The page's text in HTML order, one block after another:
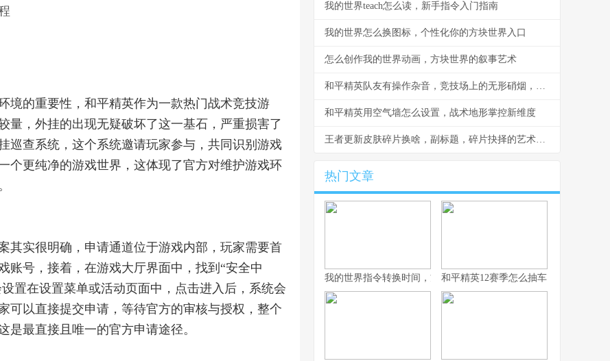
境的重要性，和平精英作为一款热门战术竞技游
量，外挂的出现无疑破坏了这一基石，严重损害了
巡查系统，这个系统邀请玩家参与，共同识别游戏
个更纯净的游戏世界，这体现了官方对维护游戏环
其实很明确，申请通道位于游戏内部，玩家需要首
账号，接着，在游戏大厅界面中，找到“安全中
置在设置菜单或活动页面中，点击进入后，系统会
可以直接提交申请，等待官方的审核与授权，整个
最直接且唯一的官方申请途径。
我的世界teach怎么读，新手指令入门指南
我的世界怎么换图标，个性化你的方块世界入口
怎么创作我的世界动画，方块世界的叙事艺术
和平精英队友有操作杂音，竞技场上的无形硝烟，副标题，听音辨位之外的生存考验
和平精英用空气墙怎么设置，战术地形掌控新维度
王者更新皮肤碎片换啥，副标题，碎片抉择的艺术与智慧
热门文章
我的世界指令转换时间，方块宇宙的时光之匙和平精英12赛季怎么抽车，资深玩家的